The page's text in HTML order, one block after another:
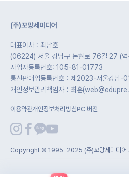
(주)꼬망세미디어
대표이사 : 최남호
(06224) 서울 강남구 논현로 76길 27 (역
사업자등록번호: 105-81-01773
통신판매업등록번호 : 제2023-서울강남-
개인정보관리책임자 : 최훈
이용약관개인정보처리방침PC 버전
Copyright © 1995-2025 (주)꼬망세미디